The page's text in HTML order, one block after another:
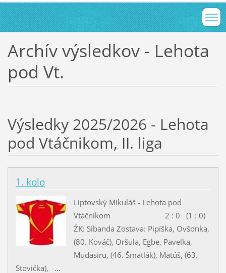
Archív výsledkov - Lehota
pod Vt.
Výsledky 2025/2026 - Lehota
pod Vtáčnikom, II. liga
1. kolo
Liptovský Mikuláš - Lehota pod
Vtáčnikom 2 : 0 (1 : 0)
ŽK: Sibanda Zostava: Pipíška, Ovšonka,
(80. Kováč), Oršula, Egbe, Pavelka,
Mudasiru, (46. Šmatlák), Matúš, (63.
Stovička), ...